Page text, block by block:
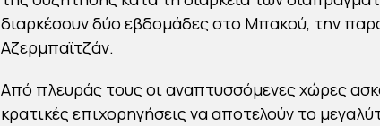
διαρκέσουν δύο εβδομάδες στο Μπακού, την
Αζερμπαϊτζάν.
Από πλευράς τους οι αναπτυσσόμενες χώρες
κρατικές επιχορηγήσεις να αποτελούν το